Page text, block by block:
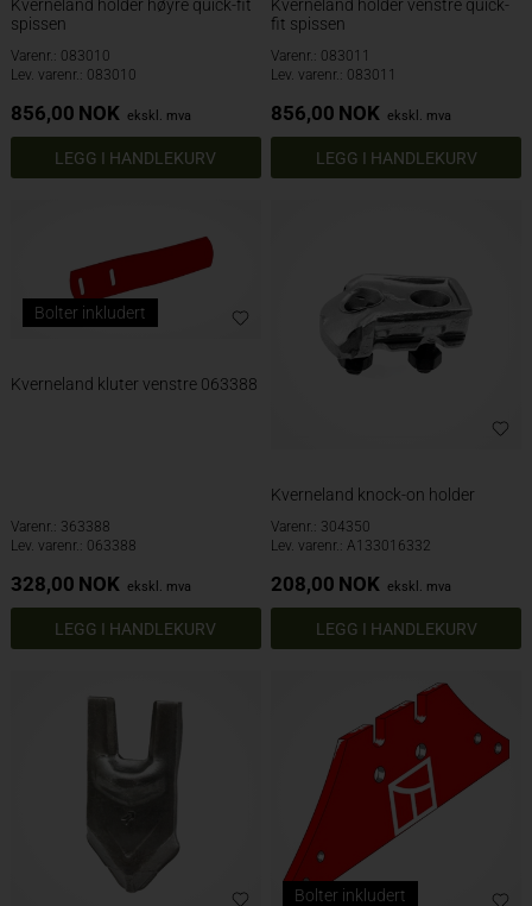
Kverneland holder høyre quick-fit
spissen
Varenr.: 083010
Lev. varenr.: 083010
856,00 NOK ekskl. mva
Kverneland holder venstre quick-
fit spissen
Varenr.: 083011
Lev. varenr.: 083011
856,00 NOK ekskl. mva
Bolter inkludert
Kverneland kluter venstre 063388
Varenr.: 363388
Lev. varenr.: 063388
328,00 NOK ekskl. mva
Kverneland knock-on holder
Varenr.: 304350
Lev. varenr.: A133016332
208,00 NOK ekskl. mva
Bolter inkludert